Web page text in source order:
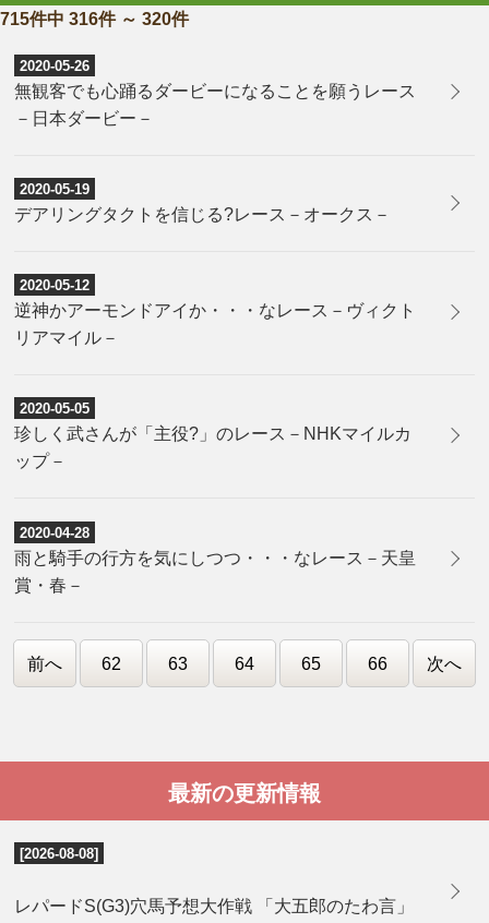
715件中 316件 ～ 320件
2020-05-26
無観客でも心踊るダービーになることを願うレース
－日本ダービー－
2020-05-19
デアリングタクトを信じる?レース－オークス－
2020-05-12
逆神かアーモンドアイか・・・なレース－ヴィクト
リアマイル－
2020-05-05
珍しく武さんが「主役?」のレース－NHKマイルカ
ップ－
2020-04-28
雨と騎手の行方を気にしつつ・・・なレース－天皇
賞・春－
前へ 62 63 64 65 66 次へ
最新の更新情報
[2026-08-08]
レパードS(G3)穴馬予想大作戦 「大五郎のたわ言」